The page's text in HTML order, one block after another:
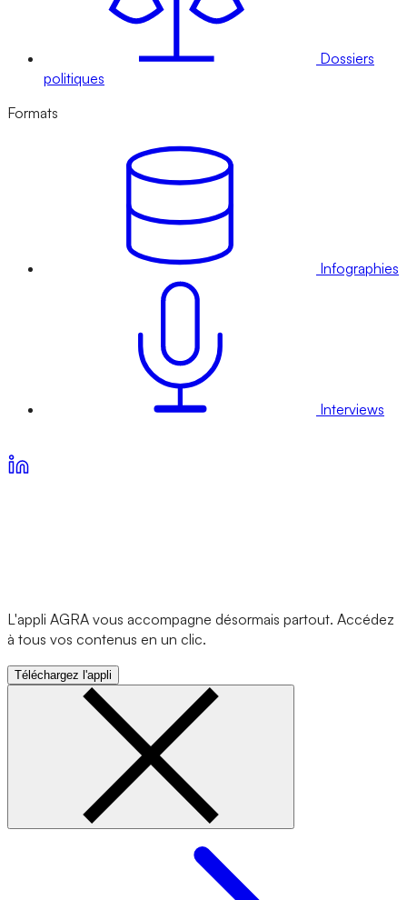
Dossiers
politiques
Formats
Infographies
Interviews
L'appli AGRA vous accompagne désormais partout. Accédez
à tous vos contenus en un clic.
Téléchargez l'appli